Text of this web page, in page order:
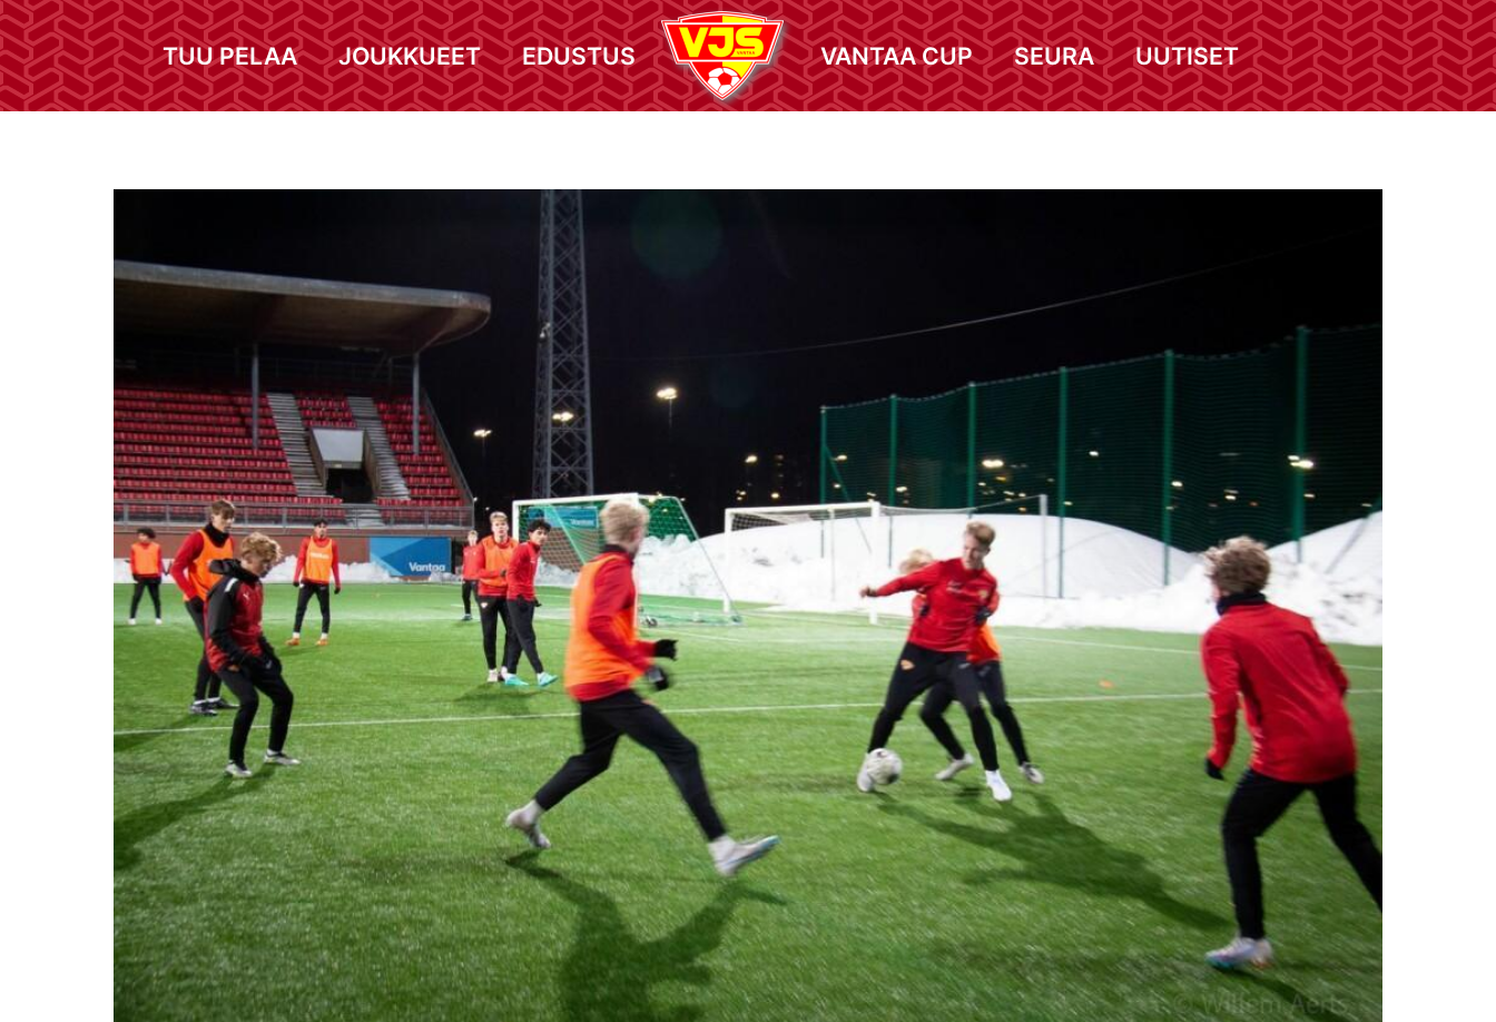
TUU PELAA JOUKKUEET EDUSTUS VANTAA CUP SEURA UUTISET